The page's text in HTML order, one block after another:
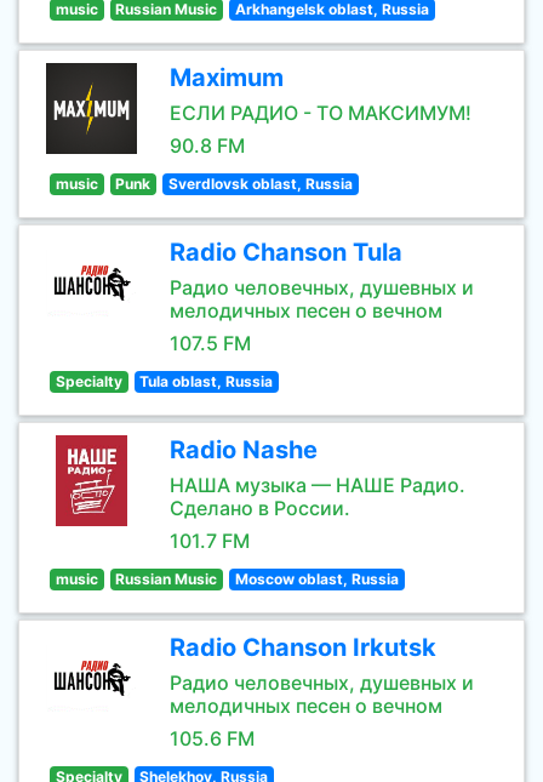
music Russian Music Arkhangelsk oblast, Russia
Maximum
ЕСЛИ РАДИО - ТО МАКСИМУМ!
90.8 FM
music Punk Sverdlovsk oblast, Russia
Radio Chanson Tula
Радио человечных, душевных и
мелодичных песен о вечном
107.5 FM
Specialty Tula oblast, Russia
Radio Nashe
НАША музыка — НАШЕ Радио.
Сделано в России.
101.7 FM
music Russian Music Moscow oblast, Russia
Radio Chanson Irkutsk
Радио человечных, душевных и
мелодичных песен о вечном
105.6 FM
Specialty Shelekhov, Russia